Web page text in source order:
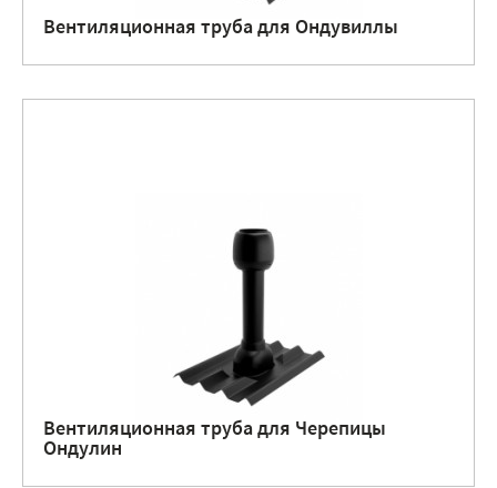
Вентиляционная труба для Ондувиллы
Вентиляционная труба для Черепицы
Ондулин